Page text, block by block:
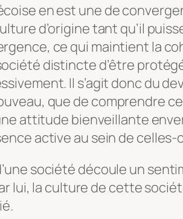
en est une de
d’origine tant qu’il
ce qui maintient la
distincte d’être
Il s’agit donc du
que de comprendre
attitude bienveillante
active au sein de celles-
société découle un
lui, la culture de cette